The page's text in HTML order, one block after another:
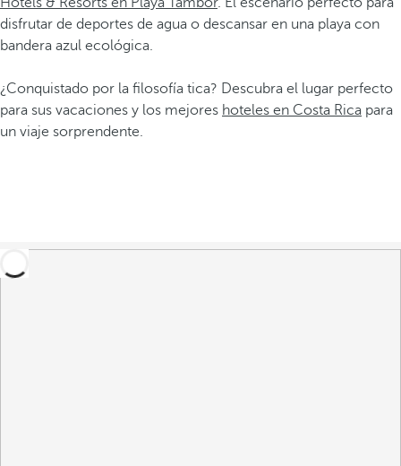
disfrutar de deportes de agua o descansar en una playa con
bandera azul ecológica.
¿Conquistado por la filosofía tica? Descubra el lugar perfecto
para sus vacaciones y los mejores hoteles en Costa Rica para
un viaje sorprendente.